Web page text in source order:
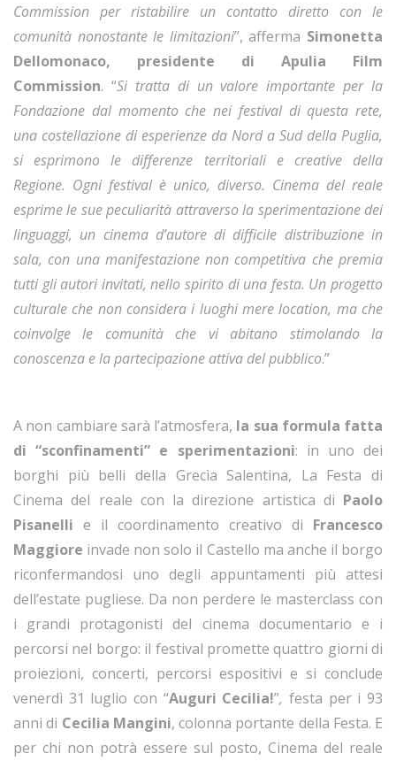
Commission per ristabilire un contatto diretto con le
comunità nonostante le limitazioni”, afferma Simonetta
Dellomonaco, presidente di Apulia Film
Commission. “Si tratta di un valore importante per la
Fondazione dal momento che nei festival di questa rete,
una costellazione di esperienze da Nord a Sud della Puglia,
si esprimono le differenze territoriali e creative della
Regione. Ogni festival è unico, diverso. Cinema del reale
esprime le sue peculiarità attraverso la sperimentazione dei
linguaggi, un cinema d’autore di difficile distribuzione in
sala, con una manifestazione non competitiva che premia
tutti gli autori invitati, nello spirito di una festa. Un progetto
culturale che non considera i luoghi mere location, ma che
coinvolge le comunità che vi abitano stimolando la
conoscenza e la partecipazione attiva del pubblico.”
A non cambiare sarà l’atmosfera, la sua formula fatta
di “sconfinamenti” e sperimentazioni: in uno dei
borghi più belli della Grecìa Salentina, La Festa di
Cinema del reale con la direzione artistica di Paolo
Pisanelli e il coordinamento creativo di Francesco
Maggiore invade non solo il Castello ma anche il borgo
riconfermandosi uno degli appuntamenti più attesi
dell’estate pugliese. Da non perdere le masterclass con
i grandi protagonisti del cinema documentario e i
percorsi nel borgo: il festival promette quattro giorni di
proiezioni, concerti, percorsi espositivi e si conclude
venerdì 31 luglio con “Auguri Cecilia!”, festa per i 93
anni di Cecilia Mangini, colonna portante della Festa. E
per chi non potrà essere sul posto, Cinema del reale